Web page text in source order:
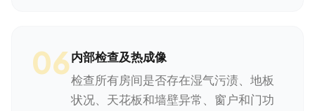
06内部检查及热成像
检查所有房间是否存在湿气污渍、地板
状况、天花板和墙壁异常、窗户和门功